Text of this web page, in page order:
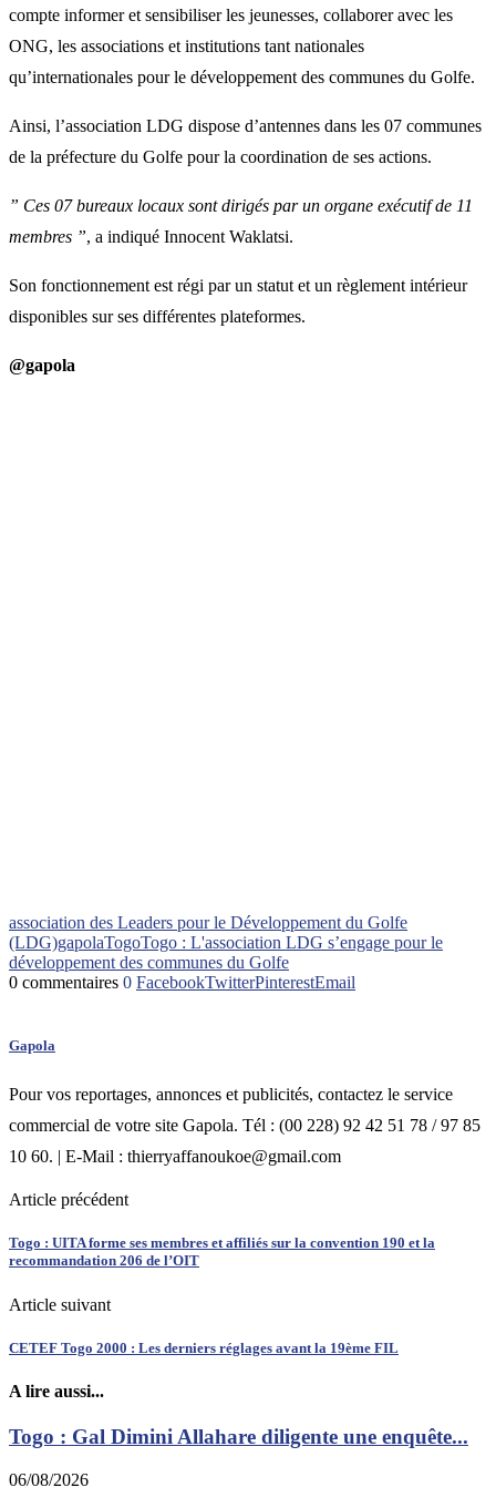
compte informer et sensibiliser les jeunesses, collaborer avec les
ONG, les associations et institutions tant nationales
qu’internationales pour le développement des communes du Golfe.
Ainsi, l’association LDG dispose d’antennes dans les 07 communes
de la préfecture du Golfe pour la coordination de ses actions.
” Ces 07 bureaux locaux sont dirigés par un organe exécutif de 11
membres ”, a indiqué Innocent Waklatsi.
Son fonctionnement est régi par un statut et un règlement intérieur
disponibles sur ses différentes plateformes.
@gapola
association des Leaders pour le Développement du Golfe
(LDG)gapolaTogoTogo : L'association LDG s’engage pour le
développement des communes du Golfe
0 commentaires 0 FacebookTwitterPinterestEmail
Gapola
Pour vos reportages, annonces et publicités, contactez le service
commercial de votre site Gapola. Tél : (00 228) 92 42 51 78 / 97 85
10 60. | E-Mail : thierryaffanoukoe@gmail.com
Article précédent
Togo : UITA forme ses membres et affiliés sur la convention 190 et la
recommandation 206 de l’OIT
Article suivant
CETEF Togo 2000 : Les derniers réglages avant la 19ème FIL
A lire aussi...
Togo : Gal Dimini Allahare diligente une enquête...
06/08/2026